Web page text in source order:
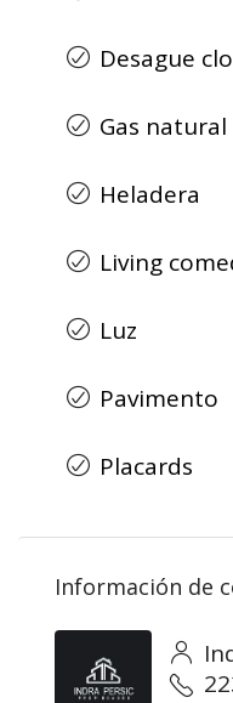
Desague
Gas natural
Heladera
Living
Luz
Pavimento
Placards
Información de